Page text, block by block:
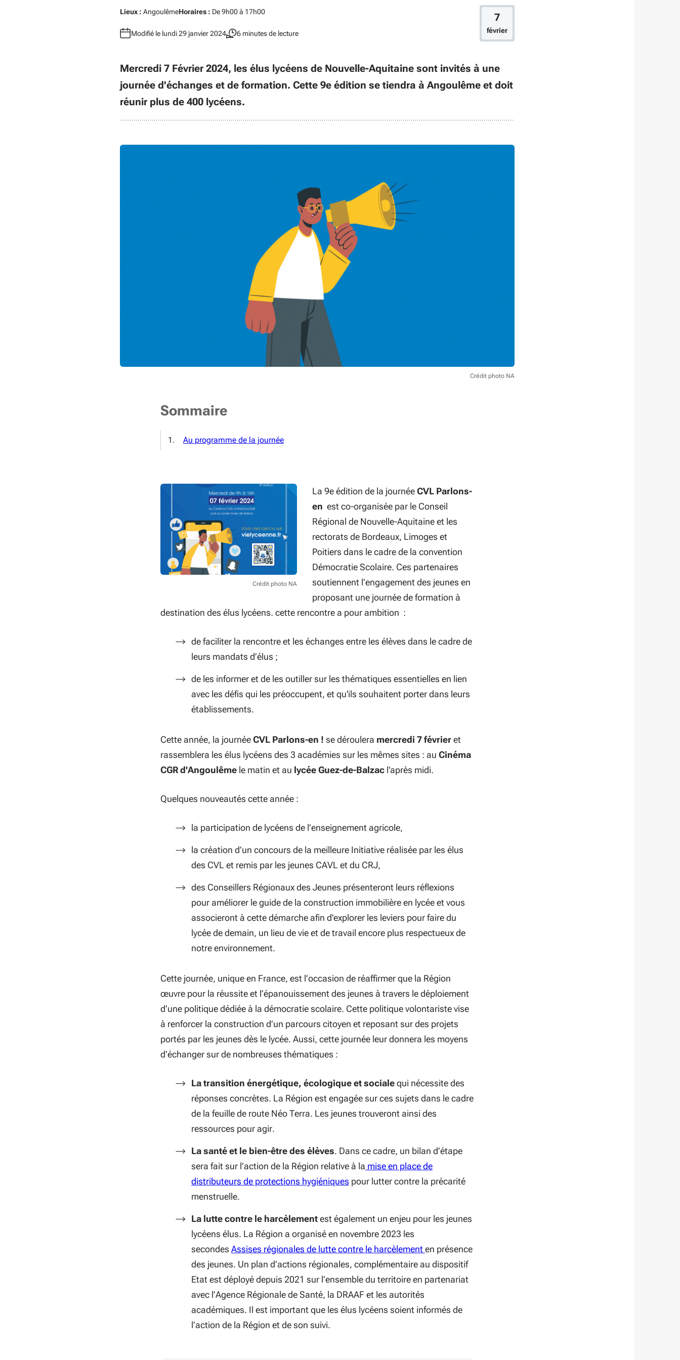
Lieux : AngoulêmeHoraires : De 9h00 à 17h00
Modifié le lundi 29 janvier 2024 6 minutes de lecture
7
février
Mercredi 7 Février 2024, les élus lycéens de Nouvelle-Aquitaine sont invités à une
journée d'échanges et de formation. Cette 9e édition se tiendra à Angoulême et doit
réunir plus de 400 lycéens.
Crédit photo NA
Sommaire
Au programme de la journée
Crédit photo NA
La 9e édition de la journéeCVL Parlons-
en est co-organisée par le Conseil
Régional de Nouvelle-Aquitaine et les
rectorats de Bordeaux, Limoges et
Poitiers dans le cadre de la convention
Démocratie Scolaire. Ces partenaires
soutiennent l’engagement des jeunes en
proposant une journée de formation à
destination des élus lycéens. cette rencontre a pour ambition :
de faciliter la rencontre et les échanges entre les élèves dans le cadre de
leurs mandats d’élus ;
de les informer et de les outiller sur les thématiques essentielles en lien
avec les défis qui les préoccupent, et qu'ils souhaitent porter dans leurs
établissements.
Cette année, la journéeCVL Parlons-en ! se déroulera mercredi 7 févrieret
rassemblera les élus lycéens des 3 académies sur les mêmes sites : au Cinéma
CGR d'Angoulême le matin et au lycée Guez-de-Balzac l'après midi.
Quelques nouveautés cette année :
la participation de lycéens de l’enseignement agricole,
la création d’un concours de la meilleure Initiative réalisée par les élus
des CVL et remis par les jeunes CAVL et du CRJ,
des Conseillers Régionaux des Jeunes présenteront leurs réflexions
pour améliorer le guide de la construction immobilière en lycée et vous
associeront à cette démarche afin d'explorer les leviers pour faire du
lycée de demain, un lieu de vie et de travail encore plus respectueux de
notre environnement.
Cette journée, unique en France, est l’occasion de réaffirmer que la Région
œuvre pour la réussite et l’épanouissement des jeunes à travers le déploiement
d’une politique dédiée à la démocratie scolaire. Cette politique volontariste vise
à renforcer la construction d’un parcours citoyen et reposant sur des projets
portés par les jeunes dès le lycée. Aussi, cette journée leur donnera les moyens
d’échanger sur de nombreuses thématiques :
La transition énergétique, écologique et socialequi nécessite des
réponses concrètes. La Région est engagée sur ces sujets dans le cadre
de la feuille de route Néo Terra. Les jeunes trouveront ainsi des
ressources pour agir.
La santé et le bien-être des élèves. Dans ce cadre, un bilan d’étape
sera fait sur l’action de la Région relative à la mise en place de
distributeurs de protections hygiéniques pour lutter contre la précarité
menstruelle.
La lutte contre le harcèlementest également un enjeu pour les jeunes
lycéens élus. La Région a organisé en novembre 2023 les
secondes Assises régionales de lutte contre le harcèlementen présence
des jeunes. Un plan d’actions régionales, complémentaire au dispositif
Etat est déployé depuis 2021 sur l’ensemble du territoire en partenariat
avec l’Agence Régionale de Santé, la DRAAF et les autorités
académiques. Il est important que les élus lycéens soient informés de
l’action de la Région et de son suivi.